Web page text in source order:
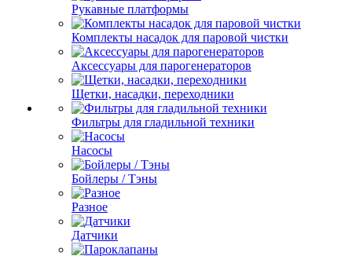
Рукавные платформы
Комплекты насадок для паровой чистки
Аксессуары для парогенераторов
Щетки, насадки, переходники
Фильтры для гладильной техники
Насосы
Бойлеры / Тэны
Разное
Датчики